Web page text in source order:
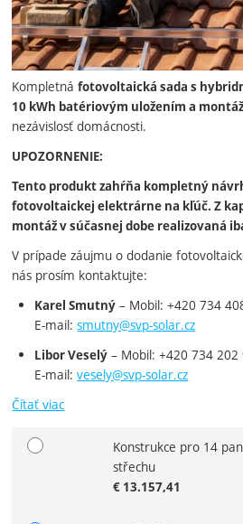
Kompletnáfotovoltaická sada s
10 kWh batériovým uložením a
nezávislosť domácnosti.
UPOZORNENIE:
Tento produkt zahŕňa kompletný
fotovoltaickej elektrárne na kľúč. Z
montáž v súčasnej dobe realizovaná
V prípade záujmu o dodanie
nás prosím kontaktujte:
Karel Smutný – Mobil: +420 734
E-mail:smutny@svp-solar.cz
Libor Veselý – Mobil: +420 734 202
E-mail:vesely@svp-solar.cz
Čítať viac
Zvoľte variantKonstrukce pro 14
střechu
€ 13.157,41